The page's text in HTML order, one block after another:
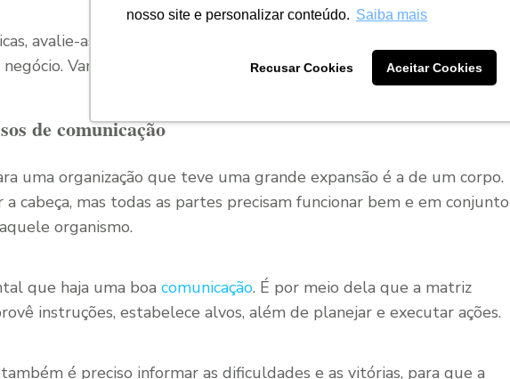
nosso site e personalizar conteúdo. Saiba mais
Recusar Cookies Aceitar Cookies
avalie-as de acordo com a sua realidade e adapte os princípios às
Vamos começar?
de comunicação
uma organização que teve uma grande expansão é a de um corpo.
cabeça, mas todas as partes precisam funcionar bem e em conjunto
organismo.
que haja uma boa comunicação. É por meio dela que a matriz
instruções, estabelece alvos, além de planejar e executar ações.
é preciso informar as dificuldades e as vitórias, para que a